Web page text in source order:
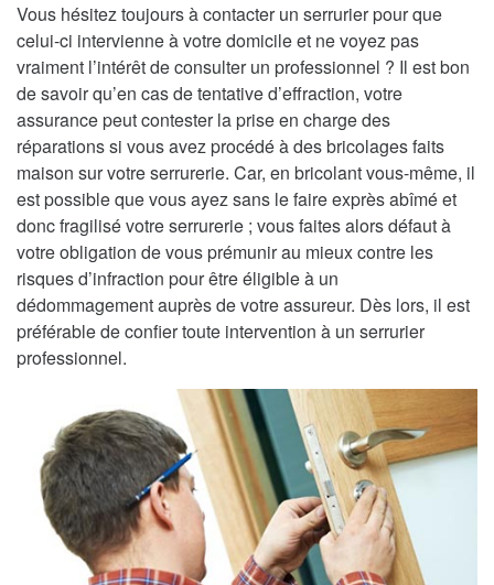
Vous hésitez toujours à contacter un serrurier pour que
celui-ci intervienne à votre domicile et ne voyez pas
vraiment l’intérêt de consulter un professionnel ? Il est bon
de savoir qu’en cas de tentative d’effraction, votre
assurance peut contester la prise en charge des
réparations si vous avez procédé à des bricolages faits
maison sur votre serrurerie. Car, en bricolant vous-même, il
est possible que vous ayez sans le faire exprès abîmé et
donc fragilisé votre serrurerie ; vous faites alors défaut à
votre obligation de vous prémunir au mieux contre les
risques d’infraction pour être éligible à un
dédommagement auprès de votre assureur. Dès lors, il est
préférable de confier toute intervention à un serrurier
professionnel.